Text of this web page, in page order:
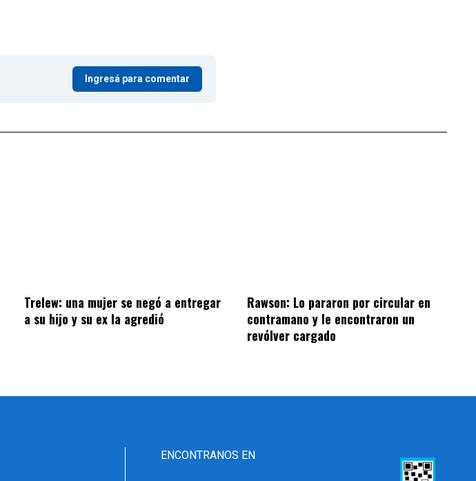
Ingresá para comentar
Trelew: una mujer se negó a entregar
a su hijo y su ex la agredió
Rawson: Lo pararon por circular en
contramano y le encontraron un
revólver cargado
ENCONTRANOS EN